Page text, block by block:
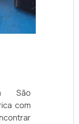
São
com